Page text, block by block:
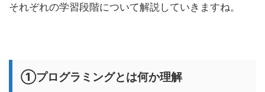
それぞれの学習段階について解説していきますね。
①プログラミングとは何か理解